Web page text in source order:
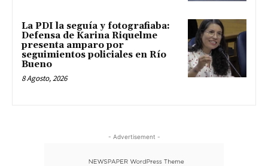
La PDI la seguía y fotografiaba:
Defensa de Karina Riquelme
presenta amparo por
seguimientos policiales en Río
Bueno
8 Agosto, 2026
- Advertisement -